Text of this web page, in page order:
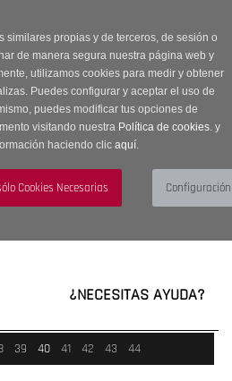
similares propias y de terceros, de sesión o
de manera segura nuestra página web y
utilizamos cookies para medir y obtener
Puedes configurar y aceptar el uso de
puedes modificar tus opciones de
visitando nuestra Política de cookies.y
haciendo clic aquí.
OUTLET con código OUTLET20
¿NECESITAS AYUDA?
39 40 41 42 43 44